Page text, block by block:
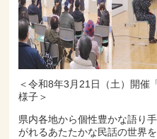
＜令和8年3月21日（土）開催
様子＞
県内各地から個性豊かな語り
がれるあたたかな民話の世界